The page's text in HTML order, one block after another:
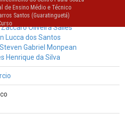
de Ensino Médio e Técnico
Santos (Guaratinguetá)
André
Vitor da Silva
Zaccaro Oliveira Salles
Lucca dos Santos
Steven Gabriel Monpean
Henrique da Silva